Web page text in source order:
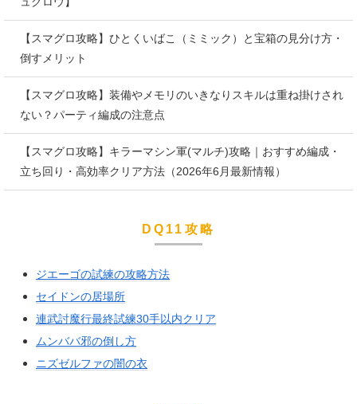
【スマグロ攻略】ひとくいばこ（ミミック）と宝箱の見分け方・
倒すメリット
【スマグロ攻略】装備やメモリのいきなりスキルは重ね掛けされ
ない？パーティ編成の注意点
【スマグロ攻略】キラーマシン軍(マルチ)攻略｜おすすめ編成・
立ち回り・高効率クリア方法（2026年6月最新情報）
DQ11攻略
ジエーゴの試練の攻略方法
セイドンの居場所
連武討魔行最終試練30手以内クリア
ムンババ邪の倒し方
ニズゼルファの闇の衣